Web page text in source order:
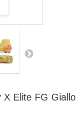
X Elite FG Giallo